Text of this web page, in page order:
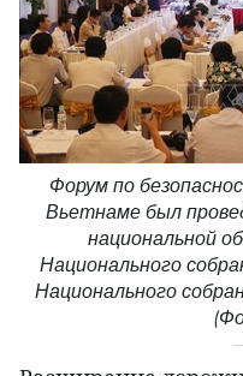
Форум по
Вьетнаме был
национальной
Национального
Национального